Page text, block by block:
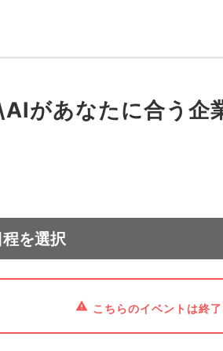
があなたに合う企
を選択
こちらのイベントは終了